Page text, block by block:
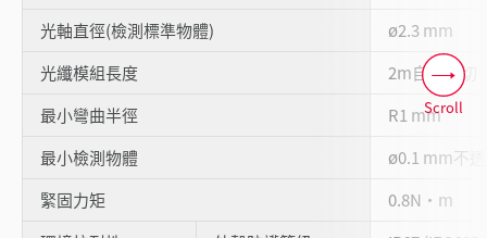
光軸直徑(檢測標準物體)
ø2.3 mm
光纖模組長度
2m自由裁切
最小彎曲半徑
R1 mm
最小檢測物體
ø0.1 mm不
緊固力矩
0.8N・m
Scroll